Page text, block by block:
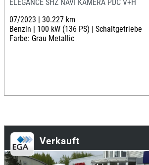
ELEGANCE SHZ NAVI KAMERA PDC V+H
07/2023 | 30.227 km
Benzin | 100 kW (136 PS) | Schaltgetriebe
Farbe: Grau Metallic
Verkauft